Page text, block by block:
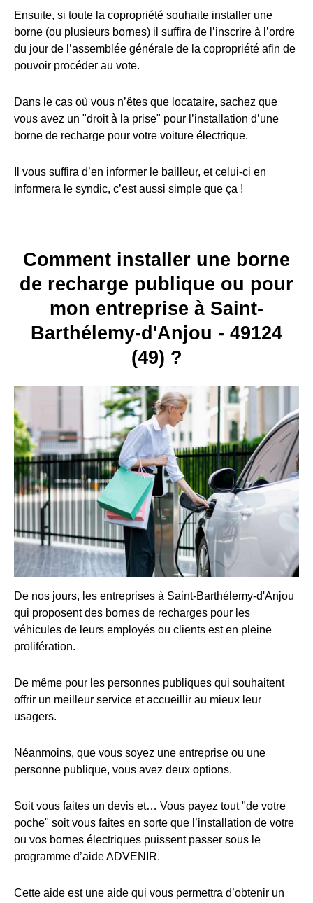
Ensuite, si toute la copropriété souhaite installer une
borne (ou plusieurs bornes) il suffira de l’inscrire à l’ordre
du jour de l’assemblée générale de la copropriété afin de
pouvoir procéder au vote.
Dans le cas où vous n’êtes que locataire, sachez que
vous avez un "droit à la prise" pour l’installation d’une
borne de recharge pour votre voiture électrique.
Il vous suffira d’en informer le bailleur, et celui-ci en
informera le syndic, c’est aussi simple que ça !
Comment installer une borne
de recharge publique ou pour
mon entreprise à Saint-
Barthélemy-d'Anjou - 49124
(49) ?
De nos jours, les entreprises à Saint-Barthélemy-d'Anjou
qui proposent des bornes de recharges pour les
véhicules de leurs employés ou clients est en pleine
prolifération.
De même pour les personnes publiques qui souhaitent
offrir un meilleur service et accueillir au mieux leur
usagers.
Néanmoins, que vous soyez une entreprise ou une
personne publique, vous avez deux options.
Soit vous faites un devis et… Vous payez tout "de votre
poche" soit vous faites en sorte que l’installation de votre
ou vos bornes électriques puissent passer sous le
programme d’aide ADVENIR.
Cette aide est une aide qui vous permettra d’obtenir un